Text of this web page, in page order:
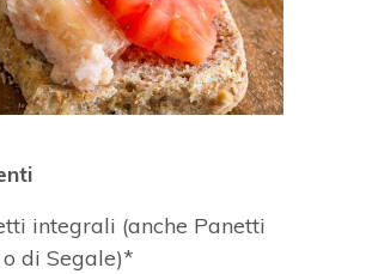
integrali (anche Panetti
di Segale)*